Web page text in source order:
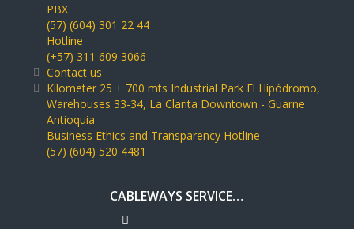
PBX
(57) (604) 301 22 44
Hotline
(+57) 311 609 3066
Contact us
Kilometer 25 + 700 mts Industrial Park El Hipódromo,
Warehouses 33-34, La Clarita Downtown - Guarne
Antioquia
Business Ethics and Transparency Hotline
(57) (604) 520 4481
CABLEWAYS SERVICE…